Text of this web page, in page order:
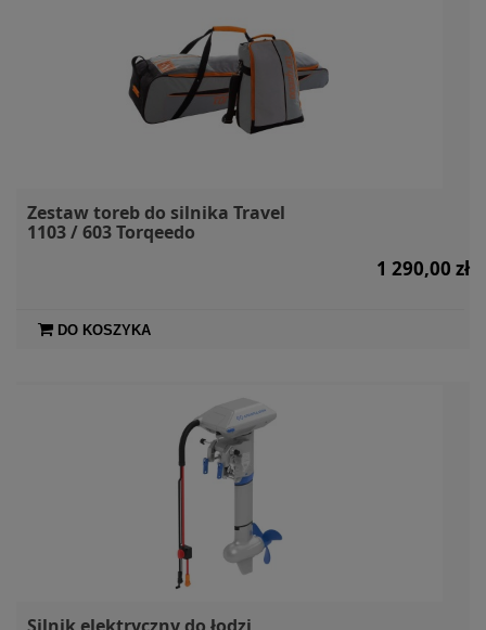
Zestaw toreb do silnika Travel
1103 / 603 Torqeedo
1 290,00 zł
DO KOSZYKA